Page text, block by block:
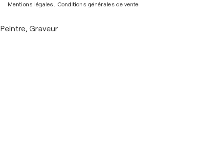
Mentions légales. Conditions générales de vente
Peintre, Graveur